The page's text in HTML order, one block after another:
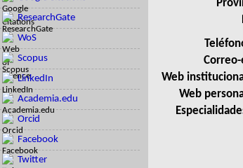
ResearchGate
WoS
Scopus
LinkedIn
Academia.edu
Orcid
Facebook
Twitter
Correo-
Web
Web